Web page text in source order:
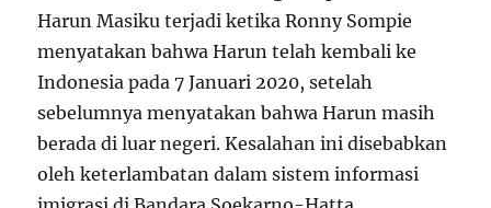
Harun Masiku terjadi ketika Ronny Sompie
menyatakan bahwa Harun telah kembali ke
Indonesia pada 7 Januari 2020, setelah
sebelumnya menyatakan bahwa Harun masih
berada di luar negeri. Kesalahan ini disebabkan
oleh keterlambatan dalam sistem informasi